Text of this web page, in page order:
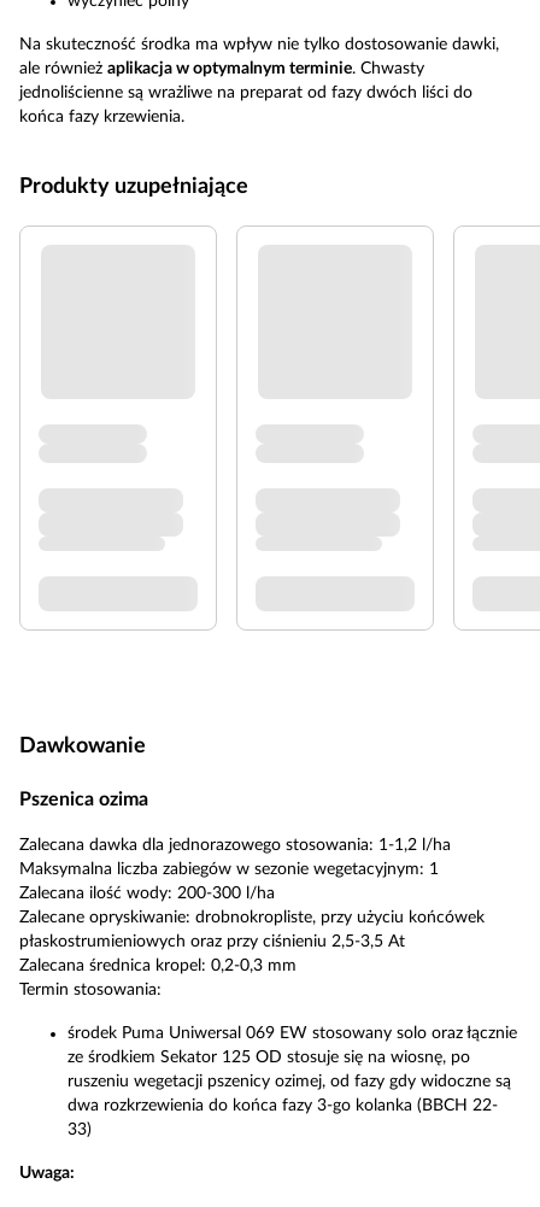
Na skuteczność środka ma wpływ nie tylko dostosowanie dawki,
ale również aplikacja w optymalnym terminie. Chwasty
jednoliścienne są wrażliwe na preparat od fazy dwóch liści do
końca fazy krzewienia.
Produkty uzupełniające
Dawkowanie
Pszenica ozima
Zalecana dawka dla jednorazowego stosowania: 1-1,2 l/ha
Maksymalna liczba zabiegów w sezonie wegetacyjnym: 1
Zalecana ilość wody: 200-300 l/ha
Zalecane opryskiwanie: drobnokropliste, przy użyciu końcówek
płaskostrumieniowych oraz przy ciśnieniu 2,5-3,5 At
Zalecana średnica kropel: 0,2-0,3 mm
Termin stosowania:
środek Puma Uniwersal 069 EW stosowany solo oraz łącznie
ze środkiem Sekator 125 OD stosuje się na wiosnę, po
ruszeniu wegetacji pszenicy ozimej, od fazy gdy widoczne są
dwa rozkrzewienia do końca fazy 3-go kolanka (BBCH 22-
33)
Uwaga: